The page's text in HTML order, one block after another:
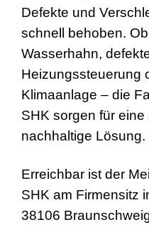
Defekte und
schnell behoben.
Wasserhahn,
Heizungssteuerung
Klimaanlage – die
SHK sorgen für
nachhaltige Lösung.
Erreichbar ist der
SHK am Firmensitz
38106